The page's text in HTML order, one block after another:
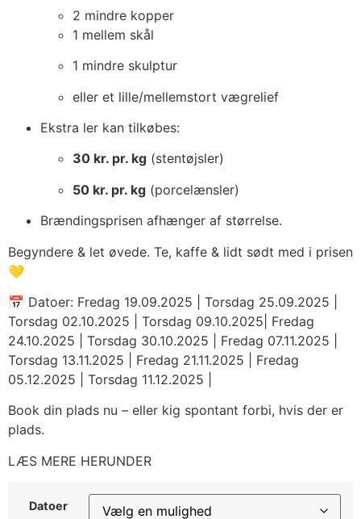
2 mindre kopper
1 mellem skål
1 mindre skulptur
eller et lille/mellemstort vægrelief
Ekstra ler kan tilkøbes:
30 kr. pr. kg (stentøjsler)
50 kr. pr. kg (porcelænsler)
Brændingsprisen afhænger af størrelse.
Begyndere & let øvede. Te, kaffe & lidt sødt med i prisen
💛
📅 Datoer: Fredag 19.09.2025 | Torsdag 25.09.2025 |
Torsdag 02.10.2025 | Torsdag 09.10.2025| Fredag
24.10.2025 | Torsdag 30.10.2025 | Fredag 07.11.2025 |
Torsdag 13.11.2025 | Fredag 21.11.2025 | Fredag
05.12.2025 | Torsdag 11.12.2025 |
Book din plads nu – eller kig spontant forbi, hvis der er
plads.
LÆS MERE HERUNDER
Datoer